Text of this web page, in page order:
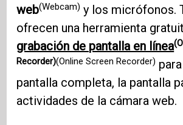
web(Webcam) y los micrófonos.
ofrecen una herramienta
grabación de pantalla en línea
Recorder)(Online Screen Recorder)
pantalla completa, la pantalla
actividades de la cámara web.